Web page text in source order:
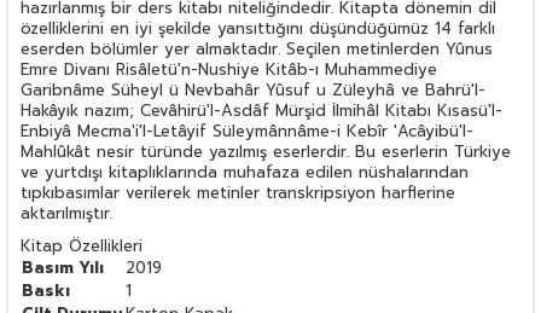
hazırlanmış bir ders kitabı niteliğindedir. Kitapta dönemin dil
özelliklerini en iyi şekilde yansıttığını düşündüğümüz 14 farklı
eserden bölümler yer almaktadır. Seçilen metinlerden Yûnus
Emre Divanı Risâletü'n-Nushiye Kitâb-ı Muhammediye
Garibnâme Süheyl ü Nevbahâr Yûsuf u Züleyhâ ve Bahrü'l-
Hakâyık nazım; Cevâhirü'l-Asdâf Mürşid İlmihâl Kitabı Kısasü'l-
Enbiyâ Mecma'i'l-Letâyif Süleymânnâme-i Kebîr 'Acâyibü'l-
Mahlûkât nesir türünde yazılmış eserlerdir. Bu eserlerin Türkiye
ve yurtdışı kitaplıklarında muhafaza edilen nüshalarından
tıpkıbasımlar verilerek metinler transkripsiyon harflerine
aktarılmıştır.
Kitap Özellikleri
Basım Yılı
2019
Baskı
1